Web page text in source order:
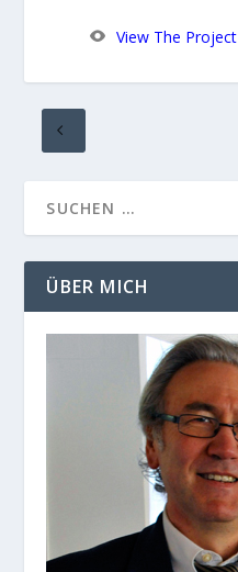
View The Project
ÜBER MICH